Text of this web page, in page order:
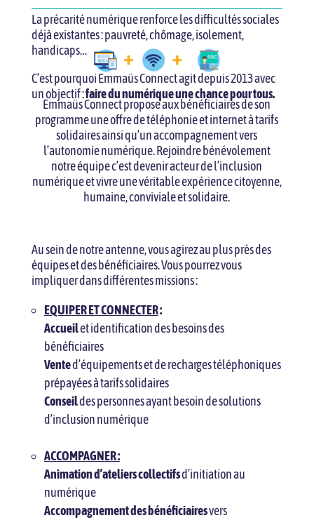
La précarité numérique renforce les difficultés sociales
déjà existantes : pauvreté, chômage, isolement,
handicaps…
C’est pourquoi Emmaüs Connect agit depuis 2013 avec
un objectif :faire du numérique une chance pour tous.
Emmaüs Connect propose aux bénéficiaires de son
programme une offre de téléphonie et internet à tarifs
solidaires ainsi qu’un accompagnement vers
l’autonomie numérique. Rejoindre bénévolement
notre équipe c’est devenir acteur de l’inclusion
numérique et vivre une véritable expérience citoyenne,
humaine, conviviale et solidaire.
Au sein de notre antenne, vous agirez au plus près des
équipes et des bénéficiaires. Vous pourrez vous
impliquer dans différentes missions :
EQUIPER ET CONNECTER:
Accueilet identification des besoins des
bénéficiaires
Vented’équipements et de recharges téléphoniques
prépayées à tarifs solidaires
Conseildes personnes ayant besoin de solutions
d’inclusion numérique
ACCOMPAGNER :
Animation d’atelierscollectifsd’initiation au
numérique
Accompagnement des bénéficiairesvers